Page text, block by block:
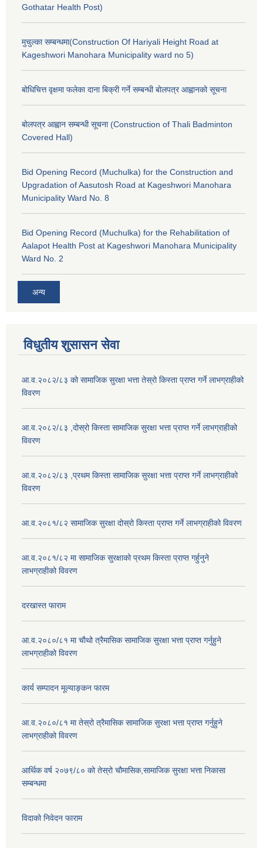
Gothatar Health Post)
मुचुल्का सम्बन्धमा(Construction Of Hariyali Height Road at
Kageshwori Manohara Municipality ward no 5)
बोधिचित्त वृक्षमा फलेका दाना बिक्री गर्ने सम्बन्धी बोलपत्र आह्वानको सूचना
बोलपत्र आह्वान सम्बन्धी सूचना (Construction of Thali Badminton
Covered Hall)
Bid Opening Record (Muchulka) for the Construction and
Upgradation of Aasutosh Road at Kageshwori Manohara
Municipality Ward No. 8
Bid Opening Record (Muchulka) for the Rehabilitation of
Aalapot Health Post at Kageshwori Manohara Municipality
Ward No. 2
अन्य
विधुतीय शुसासन सेवा
आ.व.२०८२/८३ को सामाजिक सुरक्षा भत्ता तेस्रो किस्ता प्राप्त गर्ने लाभग्राहीको
विवरण
आ.व.२०८२/८३ ,दोस्रो किस्ता सामाजिक सुरक्षा भत्ता प्राप्त गर्ने लाभग्राहीको
विवरण
आ.व.२०८२/८३ ,प्रथम किस्ता सामाजिक सुरक्षा भत्ता प्राप्त गर्ने लाभग्राहीको
विवरण
आ.व.२०८१/८२ सामाजिक सुरक्षा दोस्रो किस्ता प्राप्त गर्ने लाभग्राहीको विवरण
आ.व.२०८१/८२ मा सामाजिक सुरक्षाको प्रथम किस्ता प्राप्त गर्हुनुने
लाभग्राहीको विवरण
दरखास्त फाराम
आ.व.२०८०/८१ मा चौथो त्रैमासिक सामाजिक सुरक्षा भत्ता प्राप्त गर्नुहुने
लाभग्राहीको विवरण
कार्य सम्पादन मूल्याङ्कन फारम
आ.व.२०८०/८१ मा तेस्रो त्रैमासिक सामाजिक सुरक्षा भत्ता प्राप्त गर्नुहुने
लाभग्राहीको विवरण
आर्थिक वर्ष २०७९/८० को तेस्रो चौमासिक,सामाजिक सुरक्षा भत्ता निकासा
सम्बन्धमा
विदाको निवेदन फाराम